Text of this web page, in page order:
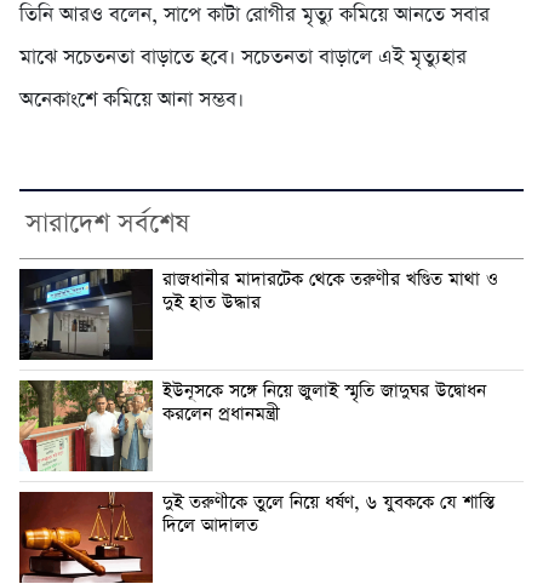
তিনি আরও বলেন, সাপে কাটা রোগীর মৃত্যু কমিয়ে আনতে সবার
মাঝে সচেতনতা বাড়াতে হবে। সচেতনতা বাড়ালে এই মৃত্যুহার
অনেকাংশে কমিয়ে আনা সম্ভব।
সারাদেশ সর্বশেষ
রাজধানীর মাদারটেক থেকে তরুণীর খণ্ডিত মাথা ও
দুই হাত উদ্ধার
ইউনূসকে সঙ্গে নিয়ে জুলাই স্মৃতি জাদুঘর উদ্বোধন
করলেন প্রধানমন্ত্রী
দুই তরুণীকে তুলে নিয়ে ধর্ষণ, ৬ যুবককে যে শাস্তি
দিলে আদালত